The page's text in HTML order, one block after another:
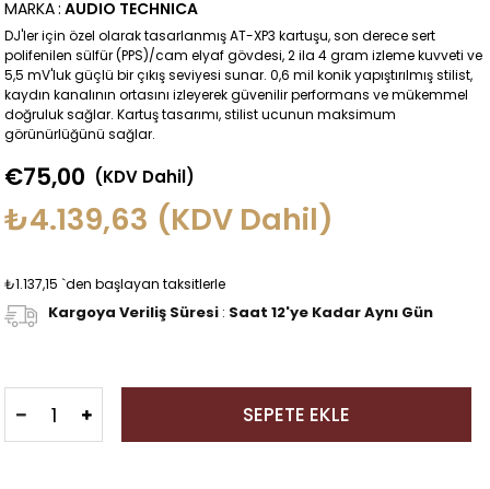
MARKA: AUDIO TECHNICA
DJ'ler için özel olarak tasarlanmış AT-XP3 kartuşu, son derece sert
polifenilen sülfür (PPS)/cam elyaf gövdesi, 2 ila 4 gram izleme kuvveti ve
5,5 mV'luk güçlü bir çıkış seviyesi sunar. 0,6 mil konik yapıştırılmış stilist,
kaydın kanalının ortasını izleyerek güvenilir performans ve mükemmel
doğruluk sağlar. Kartuş tasarımı, stilist ucunun maksimum
görünürlüğünü sağlar.
€75,00 (KDV Dahil)
₺4.139,63 (KDV Dahil)
₺1.137,15 `den başlayan taksitlerle
Kargoya Veriliş Süresi : Saat 12'ye Kadar Aynı Gün